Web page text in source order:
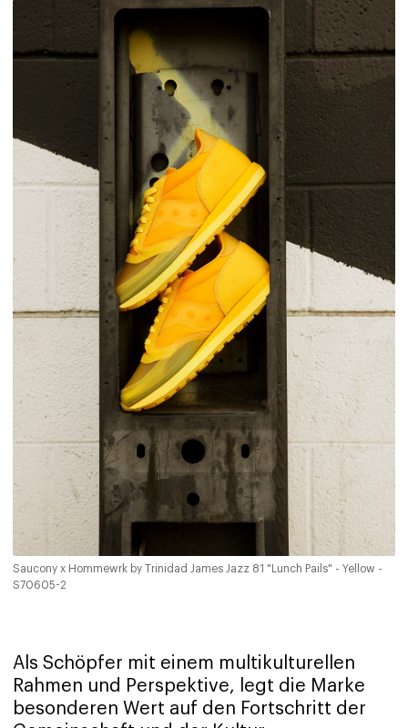
Saucony x Hommewrk by Trinidad James Jazz 81 "Lunch Pails" - Yellow -
S70605-2
Als Schöpfer mit einem multikulturellen
Rahmen und Perspektive, legt die Marke
besonderen Wert auf den Fortschritt der